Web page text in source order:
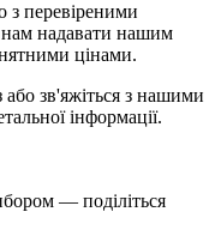
з перевіреними
надавати нашим
цінами.
зв'яжіться з нашими
інформації.
— поділіться